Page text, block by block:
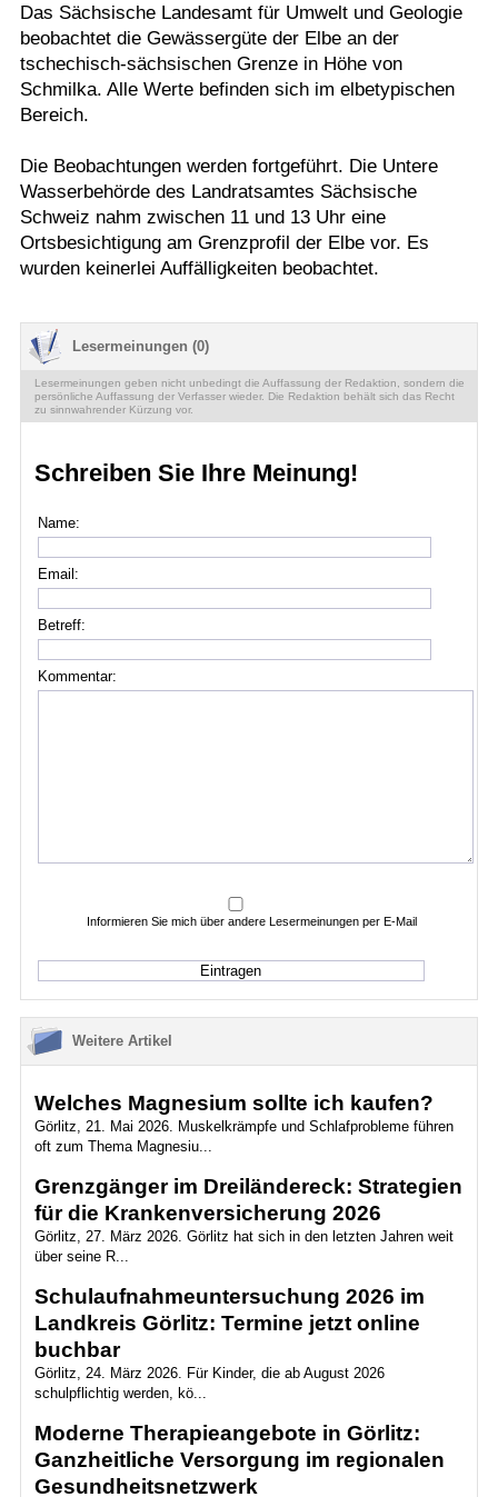
Das Sächsische Landesamt für Umwelt und Geologie
beobachtet die Gewässergüte der Elbe an der
tschechisch-sächsischen Grenze in Höhe von
Schmilka. Alle Werte befinden sich im elbetypischen
Bereich.
Die Beobachtungen werden fortgeführt. Die Untere
Wasserbehörde des Landratsamtes Sächsische
Schweiz nahm zwischen 11 und 13 Uhr eine
Ortsbesichtigung am Grenzprofil der Elbe vor. Es
wurden keinerlei Auffälligkeiten beobachtet.
Lesermeinungen (0)
Lesermeinungen geben nicht unbedingt die Auffassung der Redaktion, sondern die
persönliche Auffassung der Verfasser wieder. Die Redaktion behält sich das Recht
zu sinnwahrender Kürzung vor.
Schreiben Sie Ihre Meinung!
Name:
Email:
Betreff:
Kommentar:
Informieren Sie mich über andere Lesermeinungen per E-Mail
Weitere Artikel
Welches Magnesium sollte ich kaufen?
Görlitz, 21. Mai 2026. Muskelkrämpfe und Schlafprobleme führen
oft zum Thema Magnesiu...
Grenzgänger im Dreiländereck: Strategien
für die Krankenversicherung 2026
Görlitz, 27. März 2026. Görlitz hat sich in den letzten Jahren weit
über seine R...
Schulaufnahmeuntersuchung 2026 im
Landkreis Görlitz: Termine jetzt online
buchbar
Görlitz, 24. März 2026. Für Kinder, die ab August 2026
schulpflichtig werden, kö...
Moderne Therapieangebote in Görlitz:
Ganzheitliche Versorgung im regionalen
Gesundheitsnetzwerk